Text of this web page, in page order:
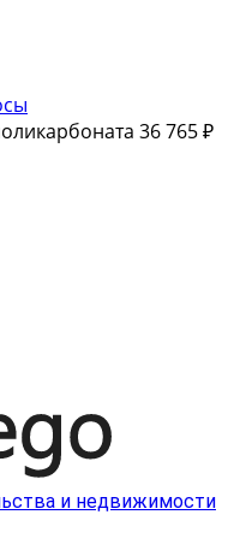
36 765 ₽
и недвижимости